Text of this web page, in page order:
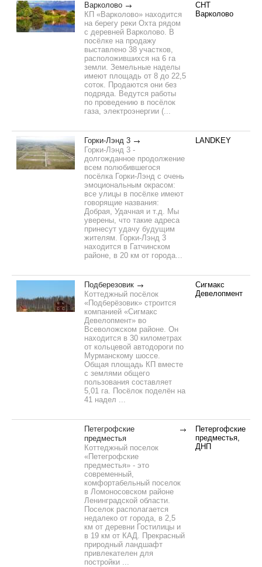
Варколово
КП «Варколово» находится
на берегу реки Охта рядом
с деревней Варколово. В
посёлке на продажу
выставлено 38 участков,
расположившихся на 6 га
земли. Земельные наделы
имеют площадь от 8 до 22,5
соток. Продаются они без
подряда. Ведутся работы
по проведению в посёлок
газа, электроэнергии (...
СНТ
Варколово
Горки-Лэнд 3
Горки-Лэнд 3 -
долгожданное продолжение
всем полюбившегося
посёлка Горки-Лэнд с очень
эмоциональным окрасом:
все улицы в посёлке имеют
говорящие названия:
Добрая, Удачная и т.д. Мы
уверены, что такие адреса
принесут удачу будущим
жителям. Горки-Лэнд 3
находится в Гатчинском
районе, в 20 км от города...
LANDKEY
Подберезовик
Коттеджный посёлок
«Подберёзовик» строится
компанией «Сигмакс
Девелопмент» во
Всеволожском районе. Он
находится в 30 километрах
от кольцевой автодороги по
Мурманскому шоссе.
Общая площадь КП вместе
с землями общего
пользования составляет
5,01 га. Посёлок поделён на
41 надел ...
Сигмакс
Девелопмент
Петегрофские
предместья
Коттеджный поселок
«Петегрофские
предместья» - это
современный,
комфортабельный поселок
в Ломоносовском районе
Ленинградской области.
Поселок располагается
недалеко от города, в 2,5
км от деревни Гостилицы и
в 19 км от КАД. Прекрасный
природный ландшафт
привлекателен для
постройки ...
Петергофские
предместья,
ДНП